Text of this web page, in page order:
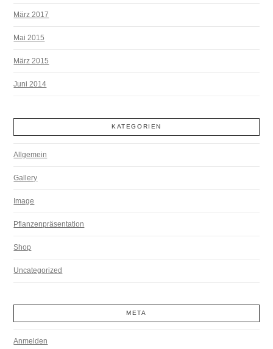
März 2017
Mai 2015
März 2015
Juni 2014
KATEGORIEN
Allgemein
Gallery
Image
Pflanzenpräsentation
Shop
Uncategorized
META
Anmelden